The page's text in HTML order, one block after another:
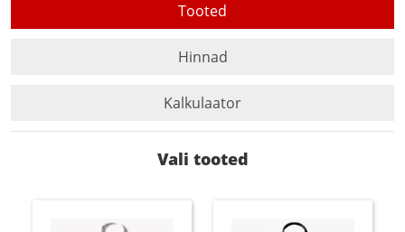
Tooted
Hinnad
Kalkulaator
Vali tooted